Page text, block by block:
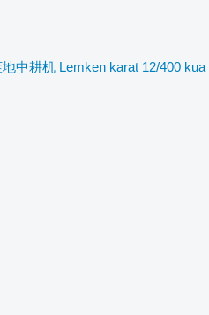
地中耕机 Lemken karat 12/400 kua